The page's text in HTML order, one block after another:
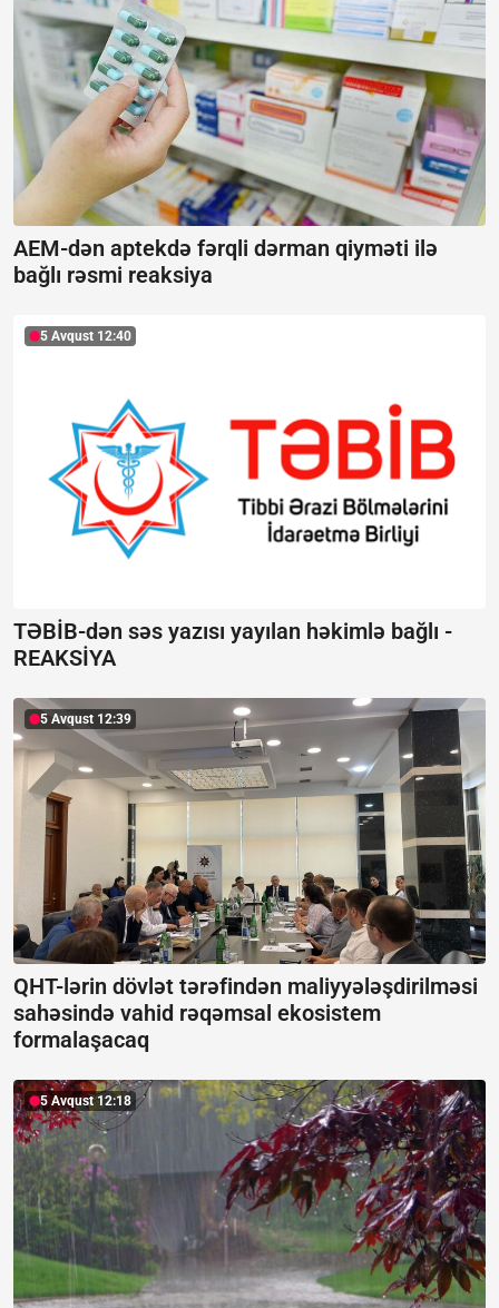
AEM-dən aptekdə fərqli dərman qiyməti ilə
bağlı rəsmi reaksiya
5 Avqust 12:40
TƏBİB-dən səs yazısı yayılan həkimlə bağlı -
REAKSİYA
5 Avqust 12:39
QHT-lərin dövlət tərəfindən maliyyələşdirilməsi
sahəsində vahid rəqəmsal ekosistem
formalaşacaq
5 Avqust 12:18